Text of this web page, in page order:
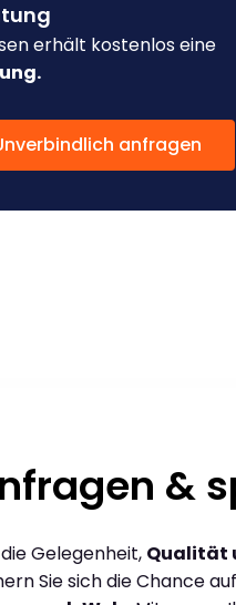
erhält kostenlos eine
anfragen
&
Gelegenheit, Qualität
Sie sich die Chance auf